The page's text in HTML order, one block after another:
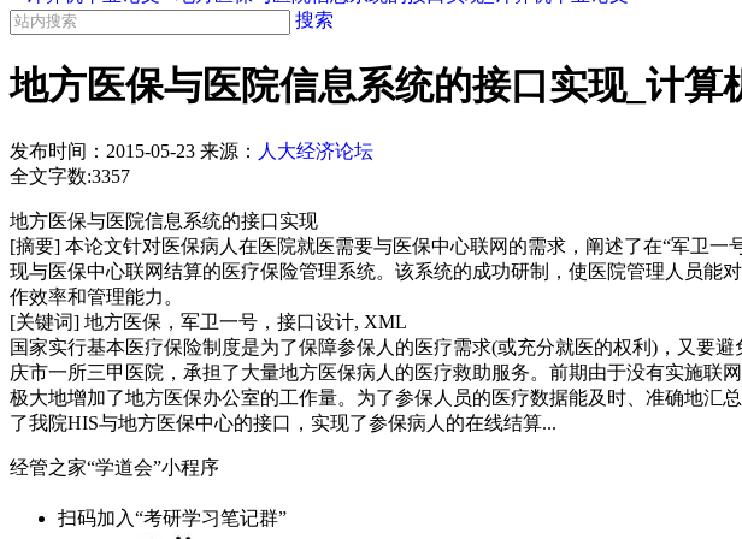
搜索
地方医保与医院信息系统的接口实现_计算
发布时间： 2015-05-23 来源： 人大经济论坛
全文字数:3357
地方医保与医院信息系统的接口实现
[摘要] 本论文针对医保病人在医院就医需要与医保中心联网的需求，阐述了在“军卫
现与医保中心联网结算的医疗保险管理系统。该系统的成功研制，使医院管理人员
作效率和管理能力。
[关键词] 地方医保，军卫一号，接口设计, XML
国家实行基本医疗保险制度是为了保障参保人的医疗需求(或充分就医的权利)，又要
庆市一所三甲医院，承担了大量地方医保病人的医疗救助服务。前期由于没有实施
极大地增加了地方医保办公室的工作量。为了参保人员的医疗数据能及时、准确地
了我院HIS与地方医保中心的接口，实现了参保病人的在线结算...
经管之家“学道会”小程序
扫码加入“考研学习笔记群”